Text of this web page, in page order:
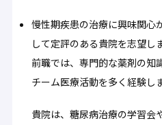
慢性期疾患の治療に興味関心
して定評のある貴院を志望し
前職では、専門的な薬剤の知
チーム医療活動を多く経験し
貴院は、糖尿病治療の学習会